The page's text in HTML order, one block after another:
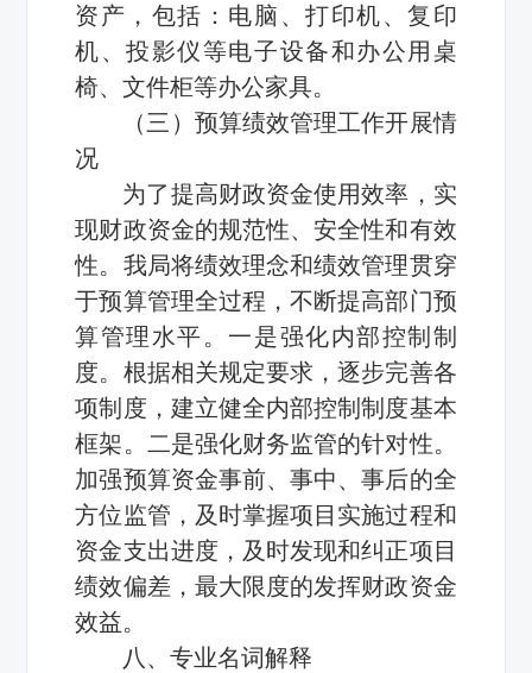
资产，包括：电脑、打印机、复印
机、投影仪等电子设备和办公用桌
椅、文件柜等办公家具。
（三）预算绩效管理工作开展情
况
为了提高财政资金使用效率，实
现财政资金的规范性、安全性和有效
性。我局将绩效理念和绩效管理贯穿
于预算管理全过程，不断提高部门预
算管理水平。一是强化内部控制制
度。根据相关规定要求，逐步完善各
项制度，建立健全内部控制制度基本
框架。二是强化财务监管的针对性。
加强预算资金事前、事中、事后的全
方位监管，及时掌握项目实施过程和
资金支出进度，及时发现和纠正项目
绩效偏差，最大限度的发挥财政资金
效益。
八、专业名词解释